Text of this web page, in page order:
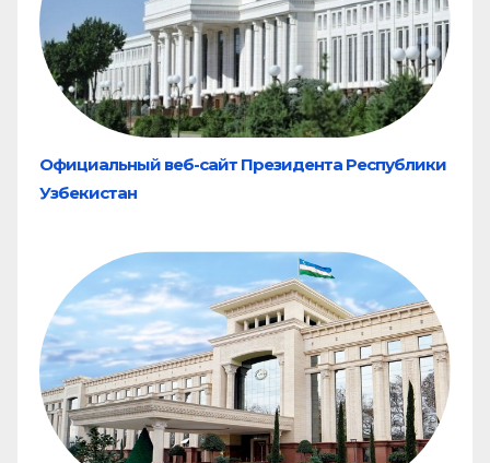
Официальный веб-сайт Президента Республики
Узбекистан